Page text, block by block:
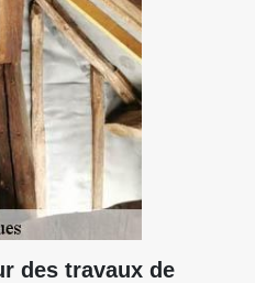
des travaux de